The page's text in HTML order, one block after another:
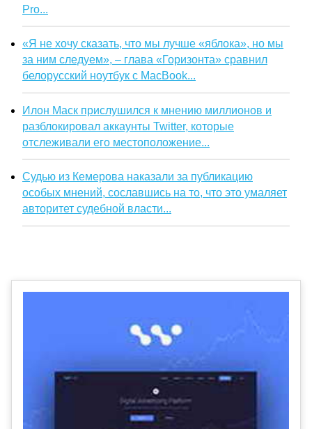
Pro...
«Я не хочу сказать, что мы лучше «яблока», но мы
за ним следуем», – глава «Горизонта» сравнил
белорусский ноутбук с MacBook...
Илон Маск прислушился к мнению миллионов и
разблокировал аккаунты Twitter, которые
отслеживали его местоположение...
Судью из Кемерова наказали за публикацию
особых мнений, сославшись на то, что это умаляет
авторитет судебной власти...